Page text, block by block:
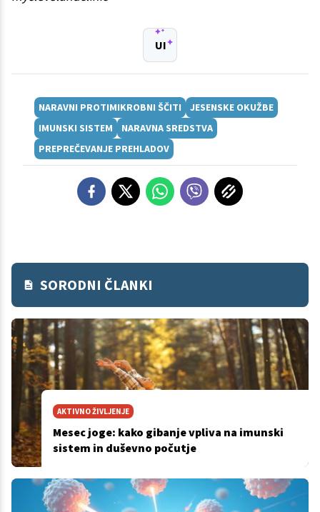
UI
NARAVNI PROTIMIKROBNI ŠČITI
JESENSKE OKUŽBE
IMUNSKI SISTEM
NARAVNA SREDSTVA
PREPREČEVANJE PREHLADOV
SORODNI ČLANKI
AKTIVNO ŽIVLJENJE
Mesec joge: kako gibanje vpliva na imunski
sistem in duševno počutje